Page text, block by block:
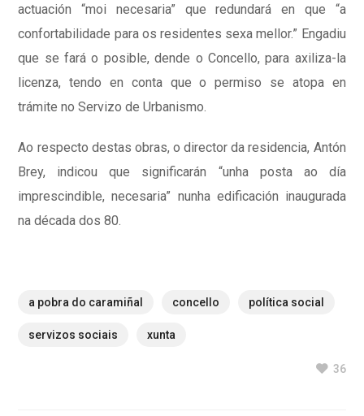
actuación “moi necesaria” que redundará en que “a
confortabilidade para os residentes sexa mellor.” Engadiu
que se fará o posible, dende o Concello, para axiliza-la
licenza, tendo en conta que o permiso se atopa en
trámite no Servizo de Urbanismo.
Ao respecto destas obras, o director da residencia, Antón
Brey, indicou que significarán “unha posta ao día
imprescindible, necesaria” nunha edificación inaugurada
na década dos 80.
a pobra do caramiñal concello política social
servizos sociais xunta
36